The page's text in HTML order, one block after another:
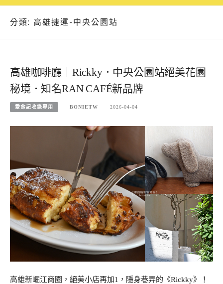
分類: 高雄捷運-中央公園站
高雄咖啡廳｜Rickky．中央公園站絕美花園
秘境．知名RAN CAFÉ新品牌
愛食記收錄專用 BONIETW 2026-04-04
高雄新崛江商圈，絕美小店再加1，隱身巷弄的《Rickky》！